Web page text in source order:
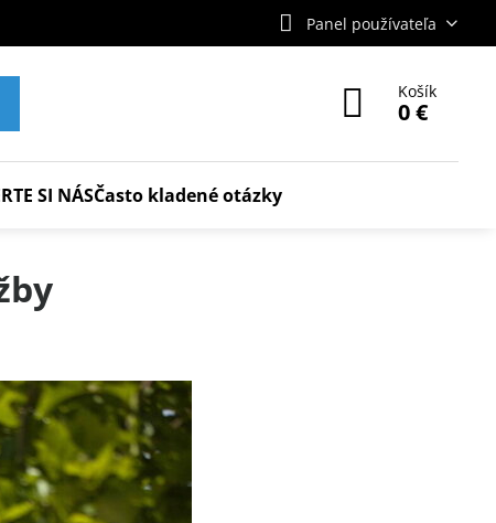
Panel používateľa
Košík
0 €
SI NÁSČasto kladené otázky